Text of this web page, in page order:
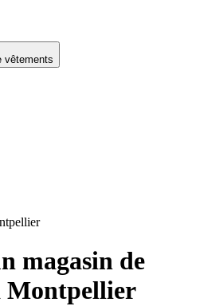
vêtements
magasin de
Montpellier